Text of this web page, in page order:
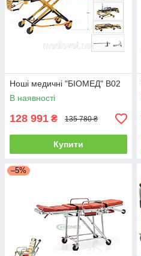
Ноші медичні "БІОМЕД" B02
В наявності
128 991 ₴ 135 780 ₴
Купити
–5%